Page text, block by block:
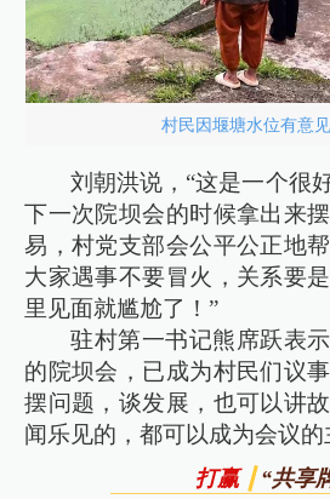
村民因堰塘水位有意见
刘朝洪说，“这是一个很
下一次院坝会的时候拿出来
易，村党支部会公平公正地
大家遇事不要冒火，关系要
里见面就尴尬了！”
驻村第一书记熊席跃表
的院坝会，已成为村民们议
摆问题，谈发展，也可以讲
闻乐见的，都可以成为会议的
打赢
“共享